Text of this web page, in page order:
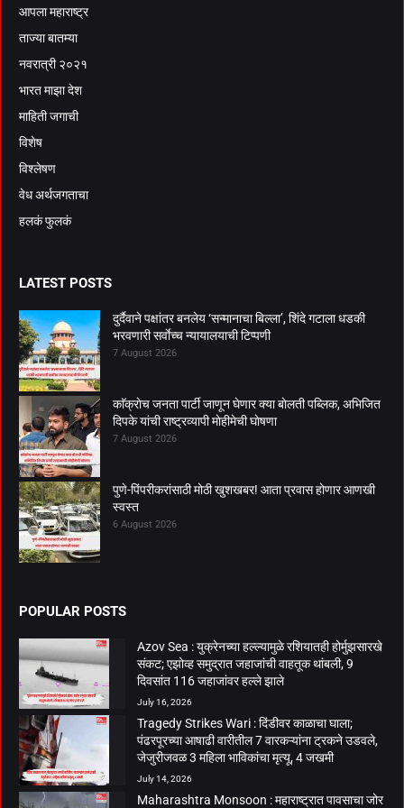
आपला महाराष्ट्र
ताज्या बातम्या
नवरात्री २०२१
भारत माझा देश
माहिती जगाची
विशेष
विश्लेषण
वेध अर्थजगताचा
हलकं फुलकं
LATEST POSTS
दुर्दैवाने पक्षांतर बनलेय ‘सन्मानाचा बिल्ला’, शिंदे गटाला धडकी
भरवणारी सर्वाेच्च न्यायालयाची टिप्पणी
7 August 2026
काॅक्राेच जनता पार्टी जाणून घेणार क्या बाेलती पब्लिक, अभिजित
दिपके यांची राष्ट्रव्यापी माेहीमेची घाेषणा
7 August 2026
पुणे-पिंपरीकरांसाठी मोठी खुशखबर! आता प्रवास होणार आणखी
स्वस्त
6 August 2026
POPULAR POSTS
Azov Sea : युक्रेनच्या हल्ल्यामुळे रशियातही होर्मुझसारखे
संकट; एझोव्ह समुद्रात जहाजांची वाहतूक थांबली, 9
दिवसांत 116 जहाजांवर हल्ले झाले
July 16, 2026
Tragedy Strikes Wari : दिंडीवर काळाचा घाला;
पंढरपूरच्या आषाढी वारीतील 7 वारकऱ्यांना ट्रकने उडवले,
जेजुरीजवळ 3 महिला भाविकांचा मृत्यू, 4 जखमी
July 14, 2026
Maharashtra Monsoon : महाराष्ट्रात पावसाचा जोर